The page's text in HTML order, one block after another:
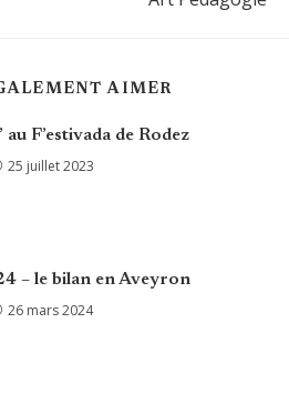
AIMER
au F’estivada de Rodez
25 juillet 2023
– le bilan en Aveyron
26 mars 2024